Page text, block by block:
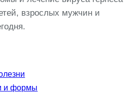
взрослых мужчин и
и формы